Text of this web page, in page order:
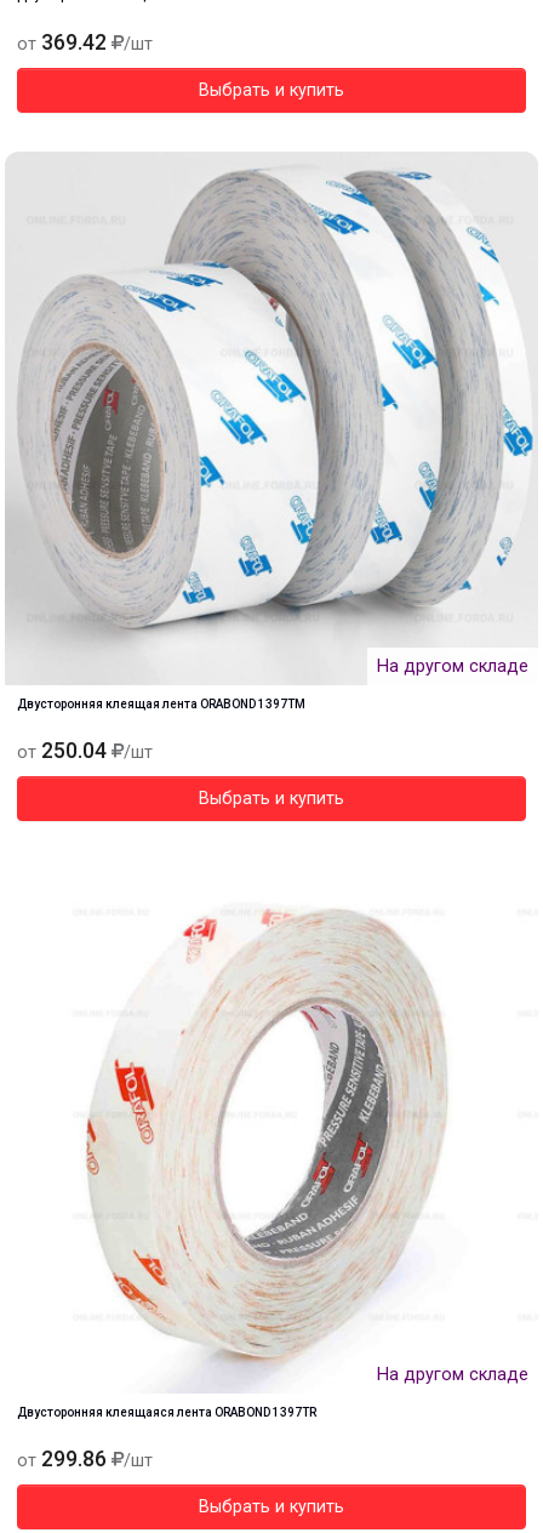
от 369.42 /шт
Выбрать и купить
На другом складе
Двусторонняя клеящая лента ORABOND 1397TM
от 250.04 /шт
Выбрать и купить
На другом складе
Двусторонняя клеящаяся лента ORABOND 1397TR
от 299.86 /шт
Выбрать и купить